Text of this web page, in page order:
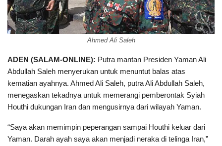
Ahmed Ali Saleh
ADEN (SALAM-ONLINE): Putra mantan Presiden Yaman Ali
Abdullah Saleh menyerukan untuk menuntut balas atas
kematian ayahnya. Ahmed Ali Saleh, putra Ali Abdullah Saleh,
menegaskan tekadnya untuk memerangi pemberontak Syiah
Houthi dukungan Iran dan mengusirnya dari wilayah Yaman.
“Saya akan memimpin peperangan sampai Houthi keluar dari
Yaman. Darah ayah saya akan menjadi neraka di telinga Iran,”